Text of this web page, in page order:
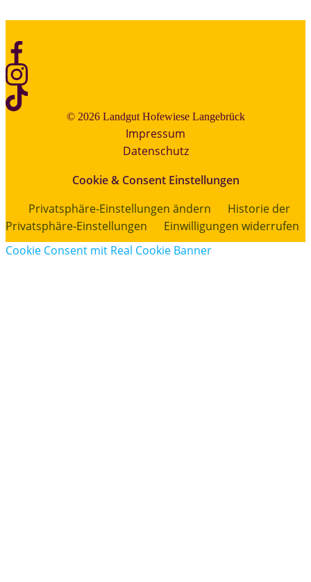
© 2026 Landgut Hofewiese Langebrück
Impressum
Datenschutz
Cookie & Consent Einstellungen
Privatsphäre-Einstellungen ändern
Historie der
Privatsphäre-Einstellungen
Einwilligungen widerrufen
Cookie Consent mit Real Cookie Banner